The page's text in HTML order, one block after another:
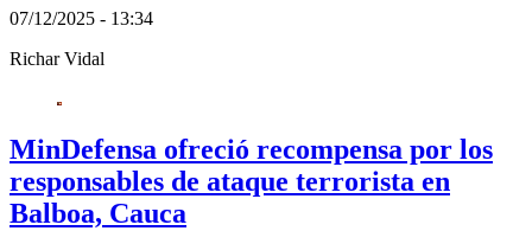
07/12/2025 - 13:34
Richar Vidal
MinDefensa ofreció recompensa por los
responsables de ataque terrorista en
Balboa, Cauca